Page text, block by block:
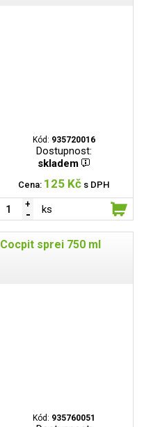
Kód: 935720016
Dostupnost:
skladem
Cena: 125 Kč s DPH
ks
Cocpit sprei 750 ml
Kód: 935760051